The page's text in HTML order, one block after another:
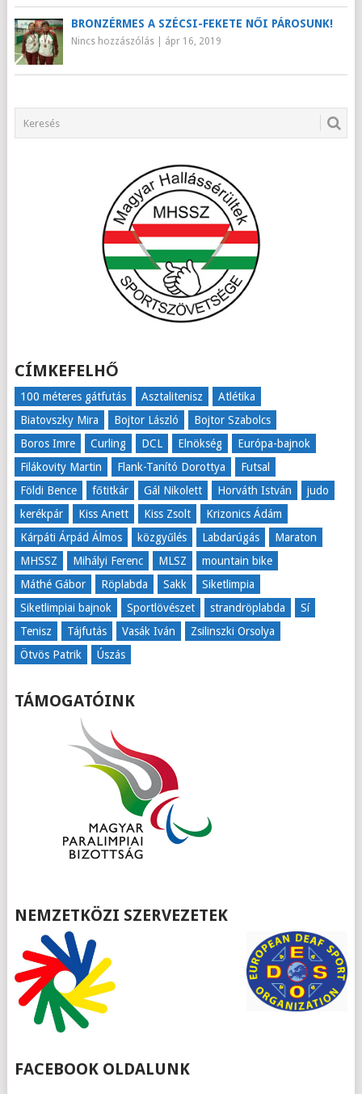
BRONZÉRMES A SZÉCSI-FEKETE NŐI PÁROSUNK!
Nincs hozzászólás| ápr 16, 2019
CÍMKEFELHŐ
100 méteres gátfutás Asztalitenisz
Atlétika
Biatovszky Mira
Bojtor László
Bojtor Szabolcs
Boros Imre
Curling DCL Elnökség
Európa-bajnok
Filákovity Martin
Flank-Tanító Dorottya
Futsal
Földi Bence
főtitkár Gál Nikolett Horváth István
judo
kerékpár
Kiss Anett Kiss Zsolt
Krizonics Ádám
Kárpáti Árpád Álmos
közgyűlés Labdarúgás
Maraton
MHSSZ
Mihályi Ferenc MLSZ
mountain bike
Máthé Gábor
Röplabda Sakk
Siketlimpia
Siketlimpiai bajnok
Sportlövészet strandröplabda
Sí
Tenisz
Tájfutás Vasák Iván
Zsilinszki Orsolya
Ötvös Patrik
Úszás
TÁMOGATÓINK
NEMZETKÖZI SZERVEZETEK
FACEBOOK OLDALUNK